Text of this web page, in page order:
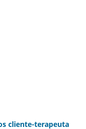
cliente-terapeuta